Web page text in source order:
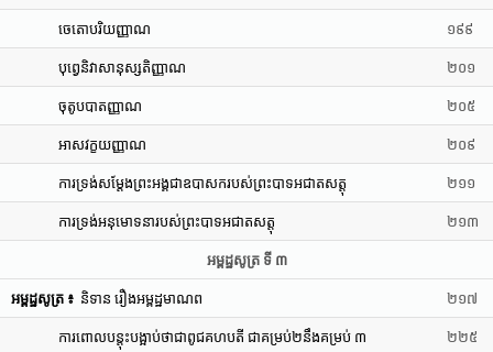
ចេតោបរិយញ្ញាណ ១៩៩
បុពេ្វនិវាសានុស្សតិញ្ញាណ ២០១
ចុតូបបាតញ្ញាណ ២០៥
អាសវក្ខយញ្ញាណ ២០៩
ការទ្រង់សម្តែងព្រះអង្គជាឧបាសករបស់ព្រះបាទអជាតសត្តុ ២១១
ការទ្រង់អនុមោទនារបស់ព្រះបាទអជាតសត្តុ ២១៣
អម្ពដ្ឋសូត្រ ទី ៣
អម្ពដ្ឋសូត្រ ៖ និទាន រឿងអម្ពដ្ឋមាណព ២១៧
ការពោលបន្តុះបង្អាប់ថាជាពូជគហបតី ជាគម្រប់២នឹងគម្រប់ ៣ ២២៥